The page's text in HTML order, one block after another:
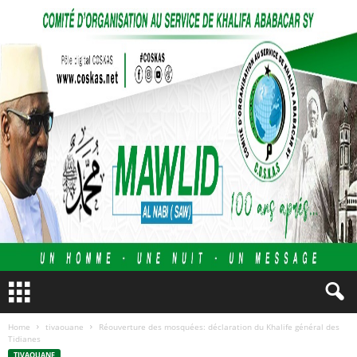
Home tivaouane
Réouverture des mosquées: déclaration du Khalife général des
Tidianes